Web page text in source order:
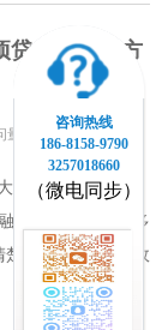
贷 + 纯信用方
量：157
产能、研发投入、
资难题困住。很多
2025 年的专项政
咨询热线
186-8158-9790
3257018660
（微电同步）